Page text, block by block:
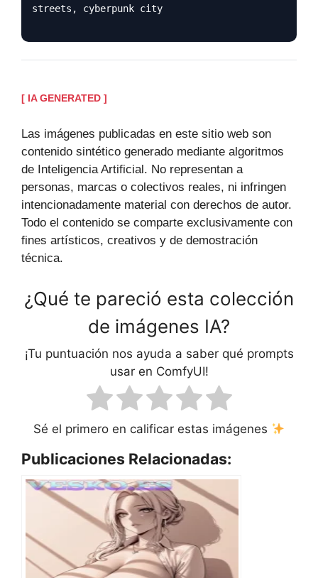
streets, cyberpunk city
[ IA GENERATED ]
Las imágenes publicadas en este sitio web son
contenido sintético generado mediante algoritmos
de Inteligencia Artificial. No representan a
personas, marcas o colectivos reales, ni infringen
intencionadamente material con derechos de autor.
Todo el contenido se comparte exclusivamente con
fines artísticos, creativos y de demostración
técnica.
¿Qué te pareció esta colección
de imágenes IA?
¡Tu puntuación nos ayuda a saber qué prompts
usar en ComfyUI!
Sé el primero en calificar estas imágenes
Publicaciones Relacionadas: